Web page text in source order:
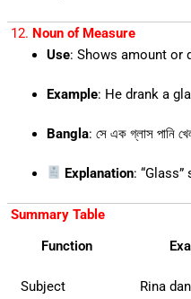
12. Noun of Measure
Use: Shows amount or
Example: He drank a
Bangla: সে এক গ্লাস পানি
Explanation:
Summary Table
Function
Subject Rina